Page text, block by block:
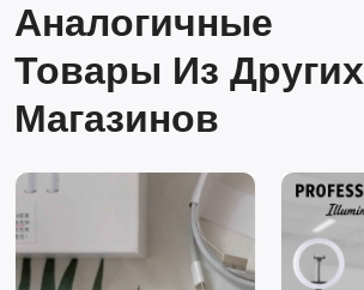
Аналогичные
Товары Из Других
Магазинов